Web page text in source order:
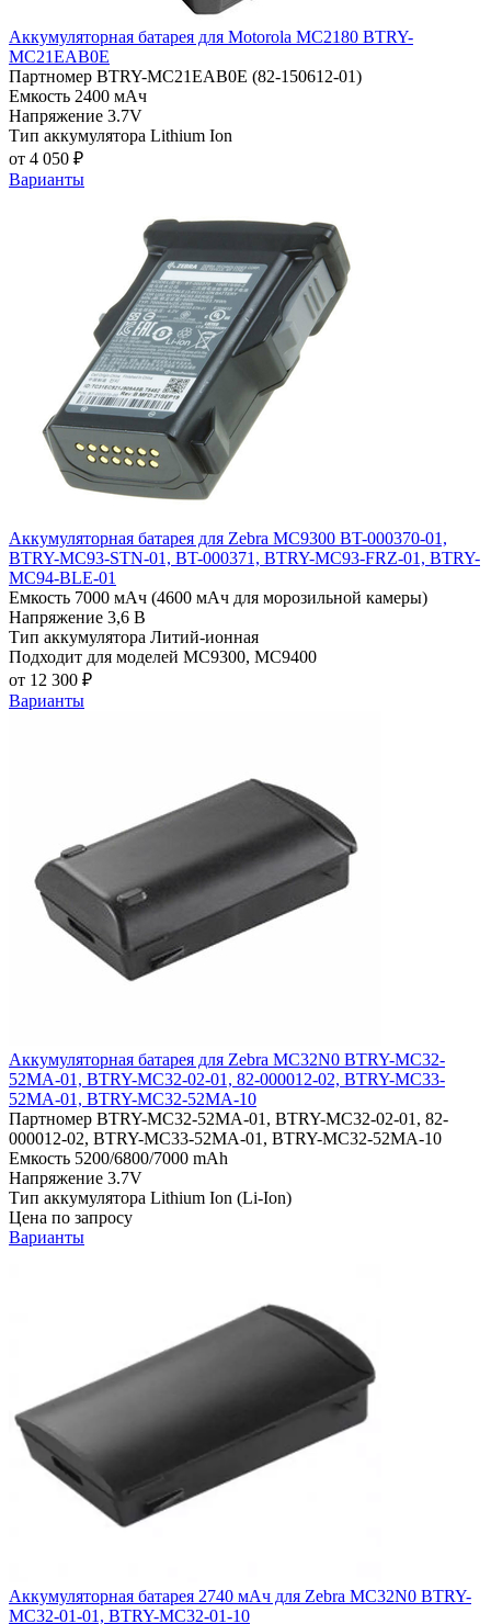
Аккумуляторная батарея для Motorola MC2180 BTRY-
MC21EAB0E
Партномер BTRY-MC21EAB0E (82-150612-01)
Емкость 2400 мАч
Напряжение 3.7V
Тип аккумулятора Lithium Ion
от 4 050 ₽
Варианты
Аккумуляторная батарея для Zebra MC9300 BT-000370-01,
BTRY-MC93-STN-01, BT-000371, BTRY-MC93-FRZ-01, BTRY-
MC94-BLE-01
Емкость 7000 мАч (4600 мАч для морозильной камеры)
Напряжение 3,6 В
Тип аккумулятора Литий-ионная
Подходит для моделей MC9300, MC9400
от 12 300 ₽
Варианты
Аккумуляторная батарея для Zebra MC32N0 BTRY-MC32-
52MA-01, BTRY-MC32-02-01, 82-000012-02, BTRY-MC33-
52MA-01, BTRY-MC32-52MA-10
Партномер BTRY-MC32-52MA-01, BTRY-MC32-02-01, 82-
000012-02, BTRY-MC33-52MA-01, BTRY-MC32-52MA-10
Емкость 5200/6800/7000 mAh
Напряжение 3.7V
Тип аккумулятора Lithium Ion (Li-Ion)
Цена по запросу
Варианты
Аккумуляторная батарея 2740 мАч для Zebra MC32N0 BTRY-
MC32-01-01, BTRY-MC32-01-10